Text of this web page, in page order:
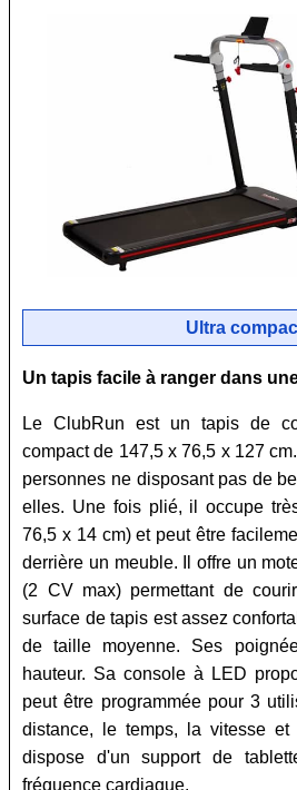
Ultra
Un tapis facile à ranger dans
Le ClubRun est un tapis de
compact de 147,5 x 76,5 x 127
personnes ne disposant pas de
elles. Une fois plié, il occupe
76,5 x 14 cm) et peut être
derrière un meuble. Il offre un
(2 CV max) permettant de
surface de tapis est assez
de taille moyenne. Ses
hauteur. Sa console à LED
peut être programmée pour 3
distance, le temps, la vitesse
dispose d'un support de
fréquence cardiaque.